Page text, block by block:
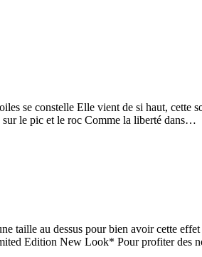
se constelle Elle vient de si haut,
le pic et le roc Comme la liberté dans…
taille au dessus pour bien avoir
Edition New Look* Pour profiter des